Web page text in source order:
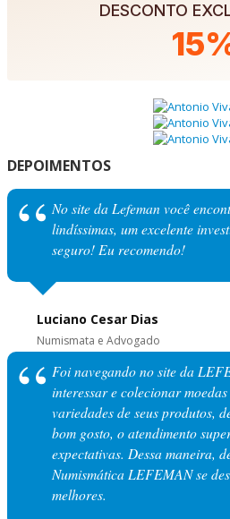
DESCONTO
DEPOIMENTOS
No site da Lefeman você
lindíssimas, um excelente
seguro! Eu recomendo!
Luciano Cesar Dias
Numismata e Advogado
Foi navegando no site da
interessar e colecionar
variedades de seus produtos,
bom gosto, o atendimento
expectativas. Dessa maneira,
Numismática LEFEMAN se
melhores.